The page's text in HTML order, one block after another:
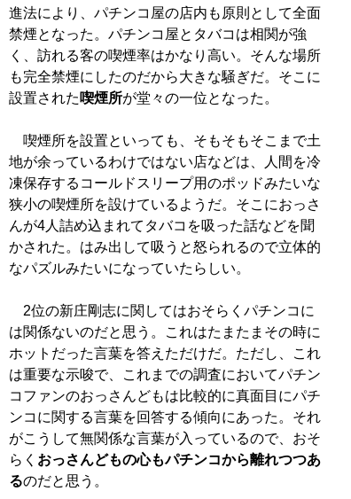
進法により、パチンコ屋の店内も原則として全面
禁煙となった。パチンコ屋とタバコは相関が強
く、訪れる客の喫煙率はかなり高い。そんな場所
も完全禁煙にしたのだから大きな騒ぎだ。そこに
設置された 喫煙所が堂々の一位となった。
喫煙所を設置といっても、そもそもそこまで土
地が余っているわけではない店などは、人間を冷
凍保存するコールドスリープ用のポッドみたいな
狭小の喫煙所を設けているようだ。そこにおっさ
んが4人詰め込まれてタバコを吸った話などを聞
かされた。はみ出して吸うと怒られるので立体的
なパズルみたいになっていたらしい。
2位の新庄剛志に関してはおそらくパチンコに
は関係ないのだと思う。これはたまたまその時に
ホットだった言葉を答えただけだ。ただし、これ
は重要な示唆で、これまでの調査においてパチン
コファンのおっさんどもは比較的に真面目にパチ
ンコに関する言葉を回答する傾向にあった。それ
がこうして無関係な言葉が入っているので、おそ
らく おっさんどもの心もパチンコから離れつつあ
るのだと思う。